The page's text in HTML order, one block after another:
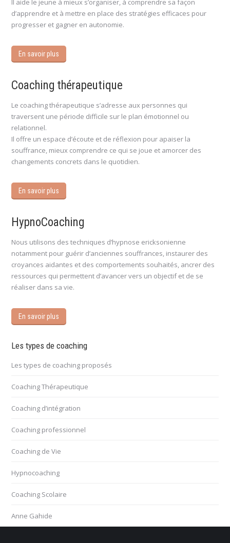
Il aide le jeune à mieux s’organiser, à comprendre sa façon
d’apprendre et à mettre en place des stratégies efficaces pour
progresser et gagner en autonomie.
En savoir plus
Coaching thérapeutique
Le coaching thérapeutique s’adresse aux personnes qui
traversent une période difficile sur le plan émotionnel ou
relationnel.
Il offre un espace d’écoute et de réflexion pour apaiser la
souffrance, mieux comprendre ce qui se joue et amorcer des
changements concrets dans le quotidien.
En savoir plus
HypnoCoaching
Nous utilisons des techniques d’hypnose ericksonienne
notamment pour guérir d’anciennes souffrances, instaurer des
croyances aidantes et des comportements souhaités, ancrer des
ressources qui permettent d’avancer vers un objectif et de se
réaliser dans sa vie.
En savoir plus
Les types de coaching
Les types de coaching proposés
Coaching Thérapeutique
Coaching d’intégration
Coaching professionnel
Coaching de Vie
Hypnocoaching
Coaching Scolaire
Anne Gahide